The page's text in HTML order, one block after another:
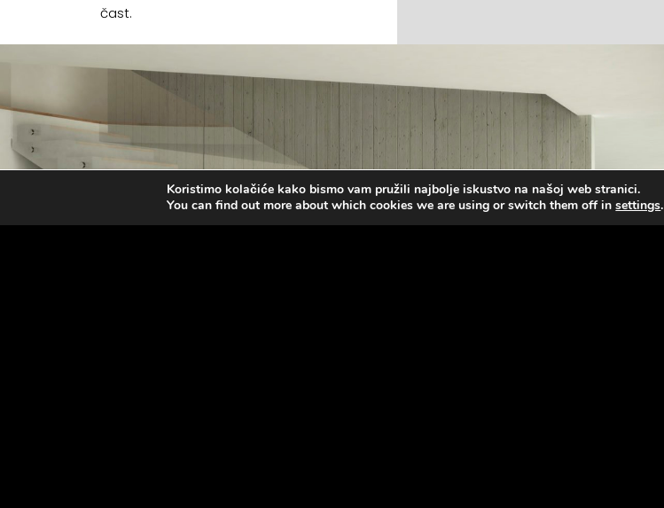
čast.
Koristimo kolačiće kako bismo vam pružili najbolje iskustvo na našoj web stranici.
You can find out more about which cookies we are using or switch them off insettings.